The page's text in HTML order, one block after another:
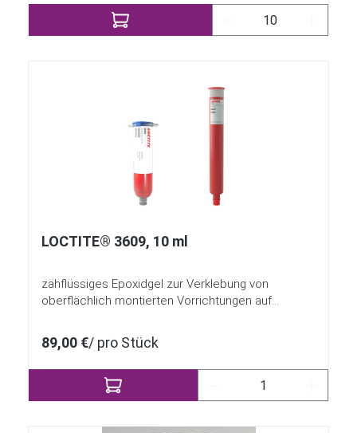
Produkt Anzahl:
LOCTITE® 3609, 10 ml
zähflüssiges Epoxidgel zur Verklebung von
oberflächlich montierten Vorrichtungen auf
89,00 €/ pro Stück
Produkt Anzahl: